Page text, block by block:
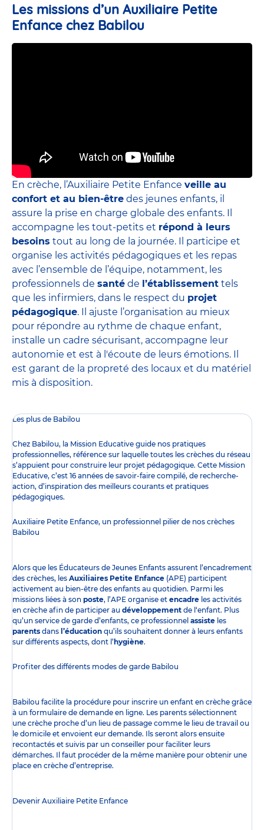
Les missions d’un Auxiliaire Petite
Enfance chez Babilou
En crèche, l’Auxiliaire Petite Enfance veille au
confort et au bien-être des jeunes enfants, il
assure la prise en charge globale des enfants. Il
accompagne les tout-petits et répond à leurs
besoins tout au long de la journée. Il participe et
organise les activités pédagogiques et les repas
avec l’ensemble de l’équipe, notamment, les
professionnels de santé de l’établissement tels
que les infirmiers, dans le respect du projet
pédagogique. Il ajuste l’organisation au mieux
pour répondre au rythme de chaque enfant,
installe un cadre sécurisant, accompagne leur
autonomie et est à l'écoute de leurs émotions. Il
est garant de la propreté des locaux et du matériel
mis à disposition.
Les plus de Babilou
Chez Babilou, la Mission Educative guide nos pratiques
professionnelles, référence sur laquelle toutes les crèches du réseau
s’appuient pour construire leur projet pédagogique. Cette Mission
Educative, c’est 16 années de savoir-faire compilé, de recherche-
action, d’inspiration des meilleurs courants et pratiques
pédagogiques.
Auxiliaire Petite Enfance, un professionnel pilier de nos crèches
Babilou
Alors que les Éducateurs de Jeunes Enfants assurent l’encadrement
des crèches, les Auxiliaires Petite Enfance (APE) participent
activement au bien-être des enfants au quotidien. Parmi les
missions liées à son poste, l’APE organise et encadre les activités
en crèche afin de participer au développement de l‘enfant. Plus
qu’un service de garde d’enfants, ce professionnel assiste les
parents dans l’éducation qu’ils souhaitent donner à leurs enfants
sur différents aspects, dont l’ hygiène.
Profiter des différents modes de garde Babilou
Babilou facilite la procédure pour inscrire un enfant en crèche grâce
à un formulaire de demande en ligne. Les parents sélectionnent
une crèche proche d’un lieu de passage comme le lieu de travail ou
le domicile et envoient eur demande. Ils seront alors ensuite
recontactés et suivis par un conseiller pour faciliter leurs
démarches. Il faut procéder de la même manière pour obtenir une
place en crèche d’entreprise.
Devenir Auxiliaire Petite Enfance